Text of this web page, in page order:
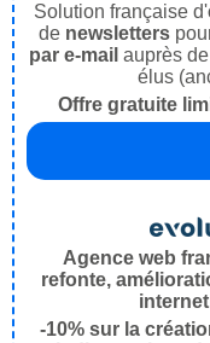
Solution française d'
de newsletters
par e-mail auprès
élus
Offre gratuite
Agence web
refonte,
internet
-10% sur la